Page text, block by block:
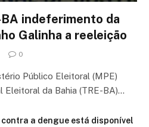
indeferimento da
Galinha a reeleição
0
Público Eleitoral (MPE)
Eleitoral da Bahia (TRE-BA)…
a dengue está disponível